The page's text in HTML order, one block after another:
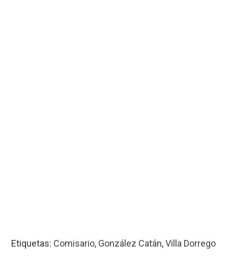
Etiquetas: Comisario, González Catán,Villa Dorrego